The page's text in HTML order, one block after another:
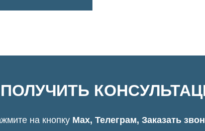
на кнопку Max, Телеграм, Заказать